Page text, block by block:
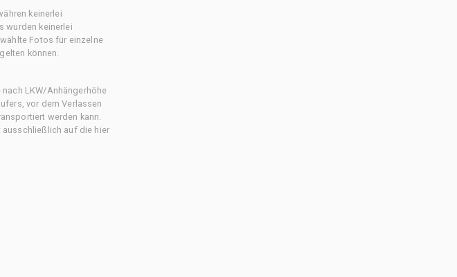
keinerlei
wurden keinerlei
Fotos für einzelne
können.
LKW/Anhängerhöhe
vor dem Verlassen
werden kann.
ausschließlich auf die hier